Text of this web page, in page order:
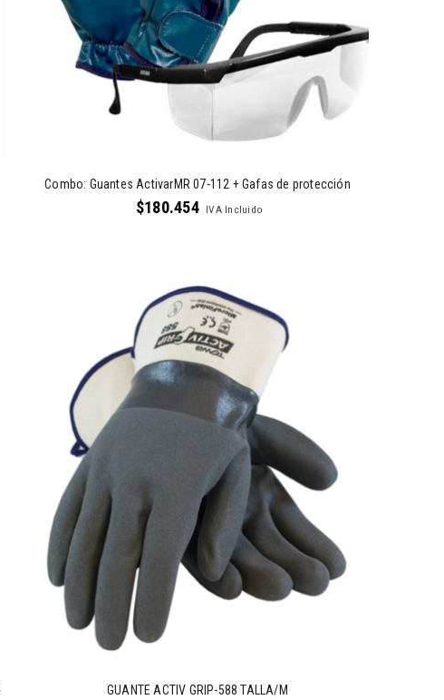
Combo: Guantes ActivarMR 07-112 + Gafas de protección
$180.454 IVA Incluido
GUANTE ACTIV GRIP-588 TALLA/M